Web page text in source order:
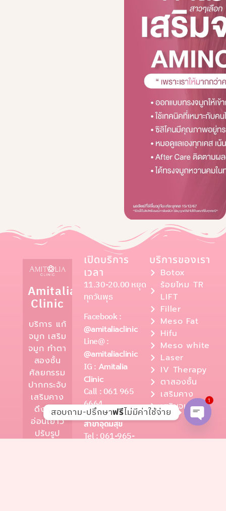
Amitalia
Clinic
บริการ แก้
จมูก เสริม
จมูก ทำตา
สองชั้น
ศัลยกรรม
ปากกระจับ
เสริมคาง
ดึงหน้า
อ่อนเยาว์
ปรับรูป
เปิดบริการ
เวลา
11.30-20.00 หยุด
ทุกวันพุธ
Facebook :
@amitaliaclinic
Line@ :
@amitaliaclinic
IG : Amitalia
Clinic
Call : 061 965
6664
สาขาอุดมสุข
Tel : 061-965-
บริการของเรา
Botox
ร้อยไหม TR
LIFT
Filler
Meso Fat
Hifu
Meso white
Laser
IV Therapy
ตาสองชั้น
เสริมคาง
เสริมจมูก
สอบถาม-ปรึกษาฟรีไม่มีค่าใช้จ่าย
Open
1